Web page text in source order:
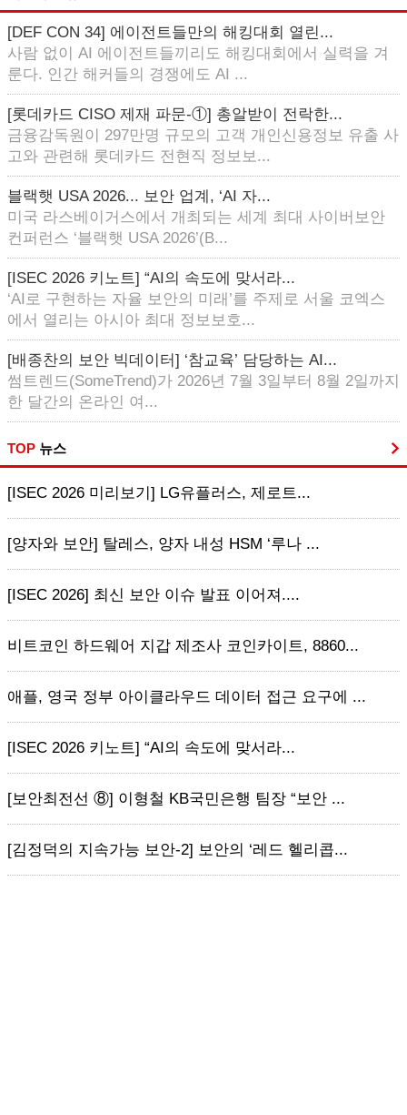
[DEF CON 34] 에이전트들만의 해킹대회 열린...
사람 없이 AI 에이전트들끼리도 해킹대회에서 실력을 겨
룬다. 인간 해커들의 경쟁에도 AI ...
[롯데카드 CISO 제재 파문-①] 총알받이 전락한...
금융감독원이 297만명 규모의 고객 개인신용정보 유출 사
고와 관련해 롯데카드 전현직 정보보...
블랙햇 USA 2026... 보안 업계, ‘AI 자...
미국 라스베이거스에서 개최되는 세계 최대 사이버보안
컨퍼런스 ‘블랙햇 USA 2026’(B...
[ISEC 2026 키노트] “AI의 속도에 맞서라...
‘AI로 구현하는 자율 보안의 미래’를 주제로 서울 코엑스
에서 열리는 아시아 최대 정보보호...
[배종찬의 보안 빅데이터] ‘참교육’ 담당하는 AI...
썸트렌드(SomeTrend)가 2026년 7월 3일부터 8월 2일까지
한 달간의 온라인 여...
TOP 뉴스
[ISEC 2026 미리보기] LG유플러스, 제로트...
[양자와 보안] 탈레스, 양자 내성 HSM ‘루나 ...
[ISEC 2026] 최신 보안 이슈 발표 이어져....
비트코인 하드웨어 지갑 제조사 코인카이트, 8860...
애플, 영국 정부 아이클라우드 데이터 접근 요구에 ...
[ISEC 2026 키노트] “AI의 속도에 맞서라...
[보안최전선 ⑧] 이형철 KB국민은행 팀장 “보안 ...
[김정덕의 지속가능 보안-2] 보안의 ‘레드 헬리콥...